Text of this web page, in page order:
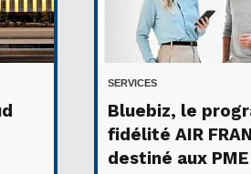
SERVICES
Bluebiz, le
fidélité AIR
destiné aux